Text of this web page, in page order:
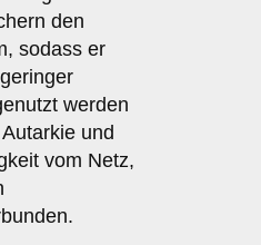
den
sodass er
werden
und
vom Netz,